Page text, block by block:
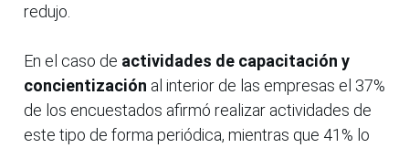
redujo.
En el caso de actividades de capacitación y
concientización al interior de las empresas el 37%
de los encuestados afirmó realizar actividades de
este tipo de forma periódica, mientras que 41% lo